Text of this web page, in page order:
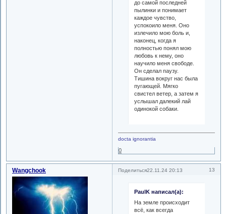
до самой последней
пылинки и понимает
каждое чувство,
успокоило меня. Оно
излечило мою боль и,
наконец, когда я
полностью понял мою
любовь к нему, оно
научило меня свободе.
Он сделал паузу.
Тишина вокруг нас была
пугающей. Мягко
свистел ветер, а затем я
услышал далекий лай
одинокой собаки.
docta ignorantia
0
Поделиться 13
22.11.24 20:13
Wangchook
PaulK написал(а):
На земле происходит
всё, как всегда